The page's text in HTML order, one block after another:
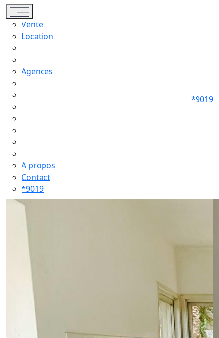
Toggle navigation
Vente
Location
Agences
A propos
Contact
*9019
*9019